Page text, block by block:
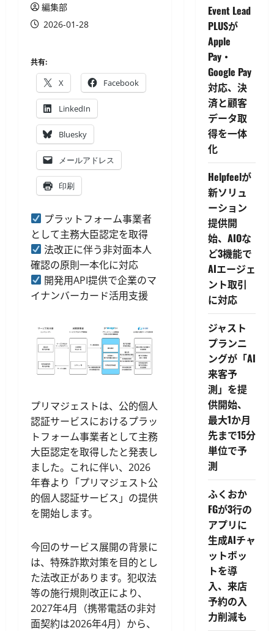
編集部
2026-01-28
共有:
X Facebook
LinkedIn
Bluesky
メールアドレス
印刷
プラットフォーム事業者
として主務大臣認定を取得
法改正に伴う非対面本人
確認の原則一本化に対応
開発用API提供で企業のマ
イナンバーカード活用支援
プリマジェストは、公的個人
認証サービスにおけるプラッ
トフォーム事業者として主務
大臣認定を取得したと発表し
ました。これに伴い、2026
年春より「プリマジェスト公
的個人認証サービス」の提供
を開始します。
今回のサービス展開の背景に
は、特殊詐欺対策を目的とし
た法改正があります。犯収法
等の施行規則改正により、
2027年4月（携帯電話の非対
面契約は2026年4月）から、
Event Lead
PLUSが
Apple
Pay・
Google Pay
対応、決
済と顧客
データ取
得を一体
化
Helpfeelが
新ソリュ
ーション
提供開
始、AIOな
ど3機能で
AIエージェ
ント取引
に対応
ジャスト
プランニ
ングが「AI
来客予
測」を提
供開始、
最大1か月
先まで15分
単位で予
測
ふくおか
FGが3行の
アプリに
生成AIチャ
ットボッ
トを導
入、来店
予約の入
力削減も